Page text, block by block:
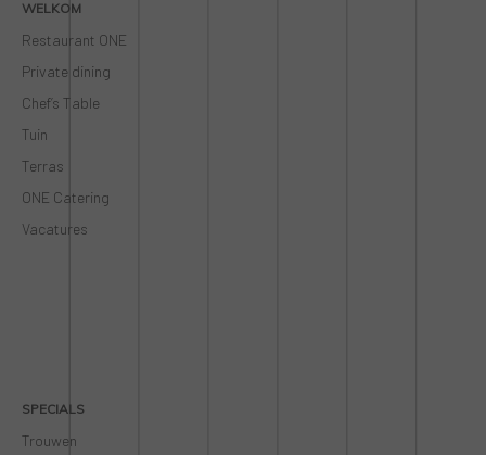
WELKOM
Restaurant ONE
Private dining
Chef’s Table
Tuin
Terras
ONE Catering
Vacatures
SPECIALS
Trouwen